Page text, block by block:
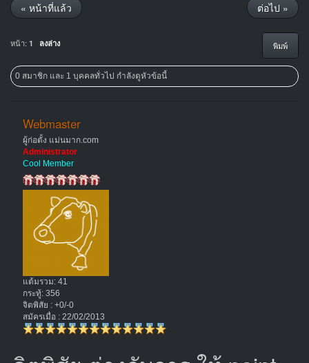
« หน้าที่แล้ว ต่อไป »
พิมพ์
หน้า: 1 ลงล่าง
0 สมาชิก และ 1 บุคคลทั่วไป กำลังดูหัวข้อนี้
Webmaster
ผู้ก่อตั้ง แม่นมาก.com
Administrator
Cool Member
แต้มรวม: 41
กระทู้: 356
จิตพิสัย : +0/-0
สมัครเมื่อ : 22/02/2013